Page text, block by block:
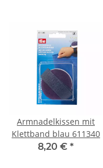
Armnadelkissen mit
Klettband blau 611340
8,20 € *